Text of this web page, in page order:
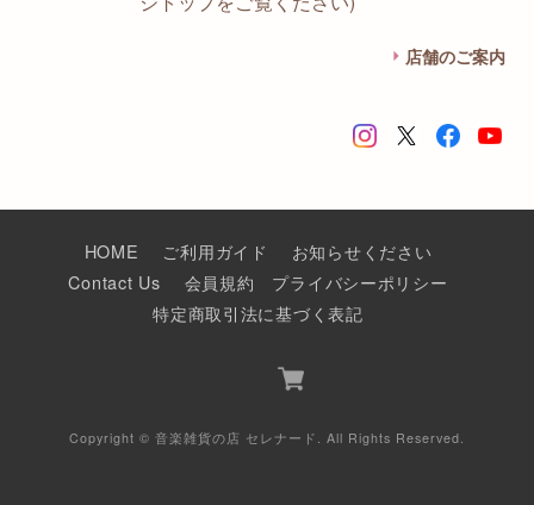
店舗のご案内
HOME ご利用ガイド
お知らせください
Contact Us
会員規約
プライバシーポリシー
特定商取引法に基づく表記
Copyright © 音楽雑貨の店 セレナード. All Rights Reserved.